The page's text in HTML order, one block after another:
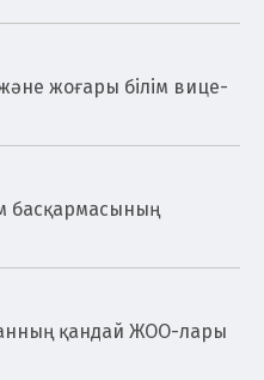
жоғары білім вице-
басқармасының
қандай ЖОО-лары